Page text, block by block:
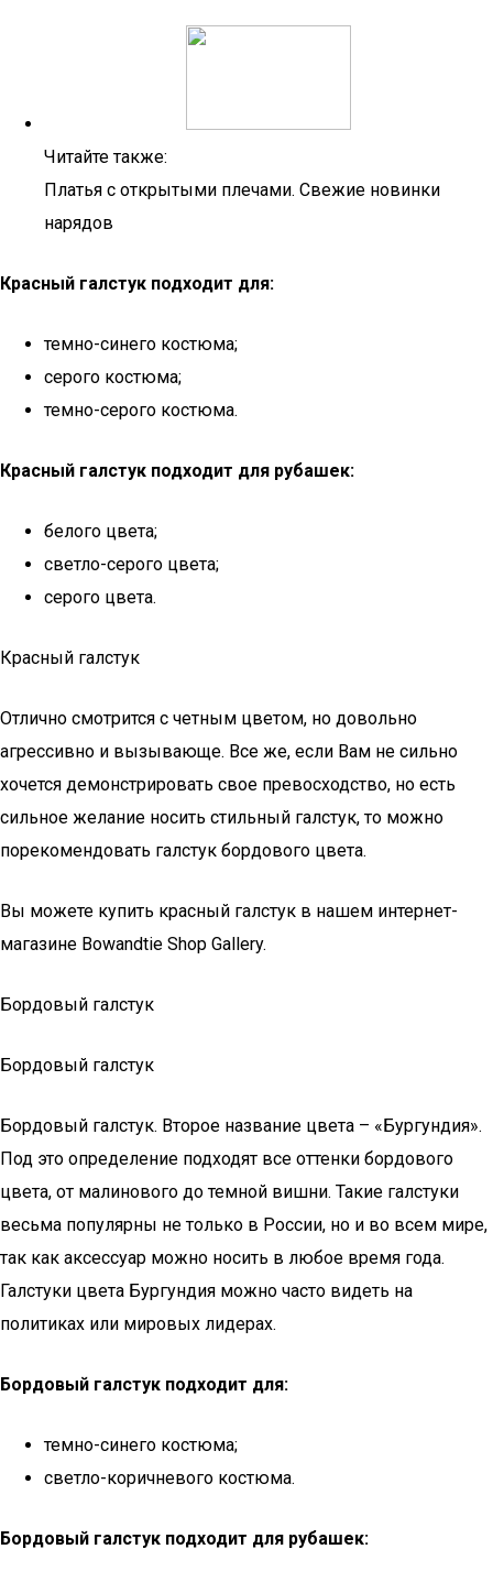
Читайте также:
Платья с открытыми плечами. Свежие новинки
нарядов
Красный галстук подходит для:
темно-синего костюма;
серого костюма;
темно-серого костюма.
Красный галстук подходит для рубашек:
белого цвета;
светло-серого цвета;
серого цвета.
Красный галстук
Отлично смотрится с четным цветом, но довольно
агрессивно и вызывающе. Все же, если Вам не сильно
хочется демонстрировать свое превосходство, но есть
сильное желание носить стильный галстук, то можно
порекомендовать галстук бордового цвета.
Вы можете купить красный галстук в нашем интернет-
магазине Bowandtie Shop Gallery.
Бордовый галстук
Бордовый галстук
Бордовый галстук. Второе название цвета – «Бургундия».
Под это определение подходят все оттенки бордового
цвета, от малинового до темной вишни. Такие галстуки
весьма популярны не только в России, но и во всем мире,
так как аксессуар можно носить в любое время года.
Галстуки цвета Бургундия можно часто видеть на
политиках или мировых лидерах.
Бордовый галстук подходит для:
темно-синего костюма;
светло-коричневого костюма.
Бордовый галстук подходит для рубашек: